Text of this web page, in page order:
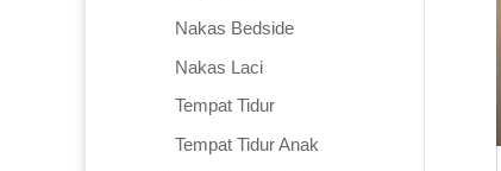
Nakas Bedside
Nakas Laci
Tempat Tidur
Tempat Tidur Anak